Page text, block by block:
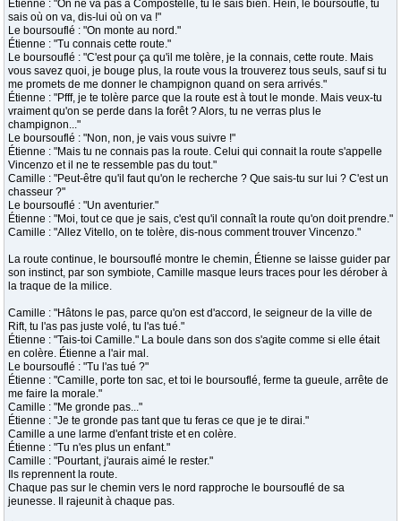
Étienne : "On ne va pas à Compostelle, tu le sais bien. Hein, le boursouflé, tu
sais où on va, dis-lui où on va !"
Le boursouflé : "On monte au nord."
Étienne : "Tu connais cette route."
Le boursouflé : "C'est pour ça qu'il me tolère, je la connais, cette route. Mais
vous savez quoi, je bouge plus, la route vous la trouverez tous seuls, sauf si tu
me promets de me donner le champignon quand on sera arrivés."
Étienne : "Pfff, je te tolère parce que la route est à tout le monde. Mais veux-tu
vraiment qu'on se perde dans la forêt ? Alors, tu ne verras plus le
champignon..."
Le boursouflé : "Non, non, je vais vous suivre !"
Étienne : "Mais tu ne connais pas la route. Celui qui connait la route s'appelle
Vincenzo et il ne te ressemble pas du tout."
Camille : "Peut-être qu'il faut qu'on le recherche ? Que sais-tu sur lui ? C'est un
chasseur ?"
Le boursouflé : "Un aventurier."
Étienne : "Moi, tout ce que je sais, c'est qu'il connaît la route qu'on doit prendre."
Camille : "Allez Vitello, on te tolère, dis-nous comment trouver Vincenzo."
La route continue, le boursouflé montre le chemin, Étienne se laisse guider par
son instinct, par son symbiote, Camille masque leurs traces pour les dérober à
la traque de la milice.
Camille : "Hâtons le pas, parce qu'on est d'accord, le seigneur de la ville de
Rift, tu l'as pas juste volé, tu l'as tué."
Étienne : "Tais-toi Camille." La boule dans son dos s'agite comme si elle était
en colère. Étienne a l'air mal.
Le boursouflé : "Tu l'as tué ?"
Étienne : "Camille, porte ton sac, et toi le boursouflé, ferme ta gueule, arrête de
me faire la morale."
Camille : "Me gronde pas..."
Étienne : "Je te gronde pas tant que tu feras ce que je te dirai."
Camille a une larme d'enfant triste et en colère.
Étienne : "Tu n'es plus un enfant."
Camille : "Pourtant, j'aurais aimé le rester."
Ils reprennent la route.
Chaque pas sur le chemin vers le nord rapproche le boursouflé de sa
jeunesse. Il rajeunit à chaque pas.